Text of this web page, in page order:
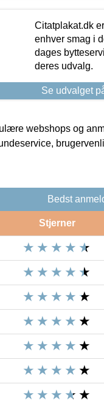
Citatplakat.dk
enhver smag i
dages
deres udvalg.
Se udvalget
webshops og
Bedst
Stjerner